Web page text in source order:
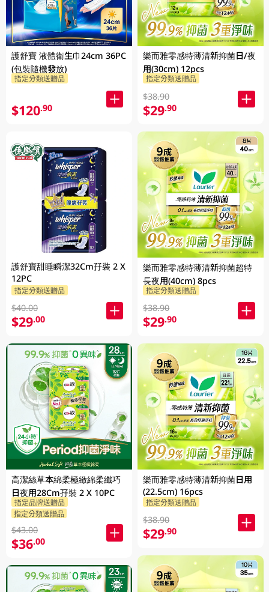
護舒寶 液體衛生巾24cm 36PC
(包裝隨機發放)
指定分類送贈品
$120.90
護舒寶甜睡瞬潔32Cm孖裝 2 X
12PC
指定分類送贈品
$40.00
$29.00
高潔絲草本綿柔極緻綿柔纖巧
日夜用28Cm孖裝 2 X 10PC
指定品牌送贈品
指定分類送贈品
$43.00
$36.00
樂而雅零感特薄清新抑菌日/夜
用(30cm) 12pcs
指定分類送贈品
$38.90
$29.90
樂而雅零感特薄清新抑菌超特
長夜用(40cm) 8pcs
指定分類送贈品
$38.90
$29.90
樂而雅零感特薄清新抑菌日用
(22.5cm) 16pcs
指定分類送贈品
$38.90
$29.90